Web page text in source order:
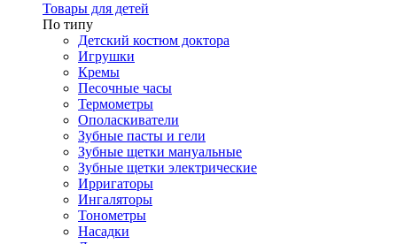
Товары для детей
По типу
Детский костюм доктора
Игрушки
Кремы
Песочные часы
Термометры
Ополаскиватели
Зубные пасты и гели
Зубные щетки мануальные
Зубные щетки электрические
Ирригаторы
Ингаляторы
Тонометры
Насадки